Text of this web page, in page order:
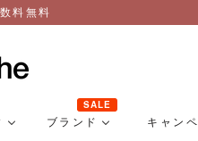
料無料
ブランド
SALE
キャン